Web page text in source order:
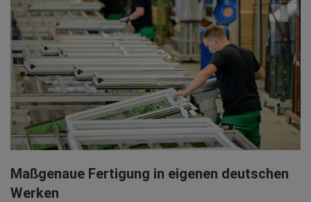
Maßgenaue Fertigung in eigenen deutschen
Werken